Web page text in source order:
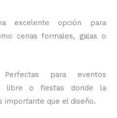
excelente opción para
cenas formales, galas o
para eventos
libre o fiestas donde la
importante que el diseño.